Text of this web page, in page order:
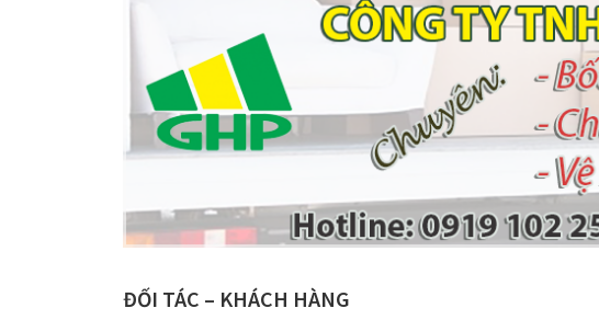
ĐỐI TÁC – KHÁCH HÀNG